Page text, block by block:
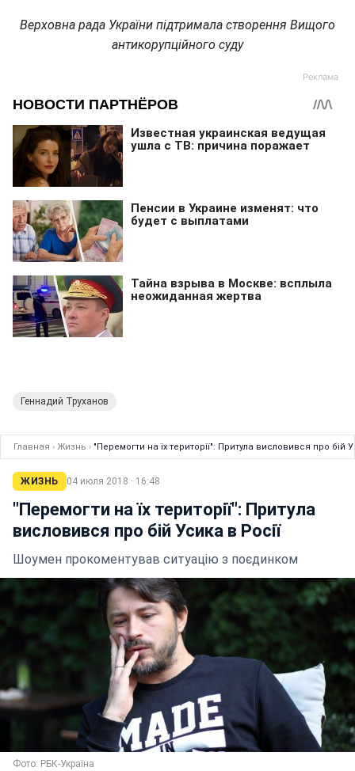
Верховна рада України підтримала створення Вищого
антикорупційного суду
Геннадий Труханов
Главная › Жизнь › "Перемогти на їх території": Притула висловився про бій
ЖИЗНЬ 04 июля 2018 · 16:48
"Перемогти на їх території": Притула
висловився про бій Усика в Росії
Шоумен прокоментував ситуацію з поєдинком
Фото: РБК-Україна